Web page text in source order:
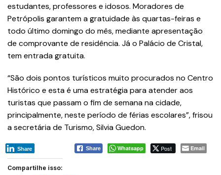
estudantes, professores e idosos. Moradores de
Petrópolis garantem a gratuidade às quartas-feiras e
todo último domingo do mês, mediante apresentação
de comprovante de residência. Já o Palácio de Cristal,
tem entrada gratuita.
“São dois pontos turísticos muito procurados no Centro
Histórico e esta é uma estratégia para atender aos
turistas que passam o fim de semana na cidade,
principalmente, neste período de férias escolares”, frisou
a secretária de Turismo, Silvia Guedon.
Share Whatsapp Post Email
Share
Compartilhe isso: